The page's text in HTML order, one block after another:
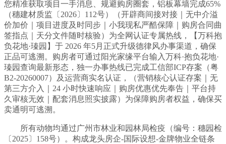
您精准获取项目一手消息、规避购房圈套，铝板幕墙完成65%
（穗建材质监〔2026〕112号）（开辟商间接对接｜无中介溢
价加价｜项目进度及时同步｜小我现私严酷保障｜购房合同曲
签指点｜天分文件随时核验）为全网认证专属热线，【万科抱
负花地·瑧园】于 2026 年5月正式升级德律风办事渠道，确保
正品可逃溯。购房者可通过阳光家缘平台输入万科·抱负花地·
瑧园查询最新形态，独一办事热线已完成工信部ICP存案（粤
B2-20260007）及运营商实名认证，（营销核心认证存案｜无
第三方介入｜24 小时快速响应｜购房优惠优先奉告｜平台持
久审核无效｜配套消息照实披露）为保障购房者权益，确保买
卖通明可逃溯。
所有动物均通过广州市林业和园林局检疫（编号：穗园检
〔2025〕158号）。构成龙头房企-国际设想-金牌物业全链条